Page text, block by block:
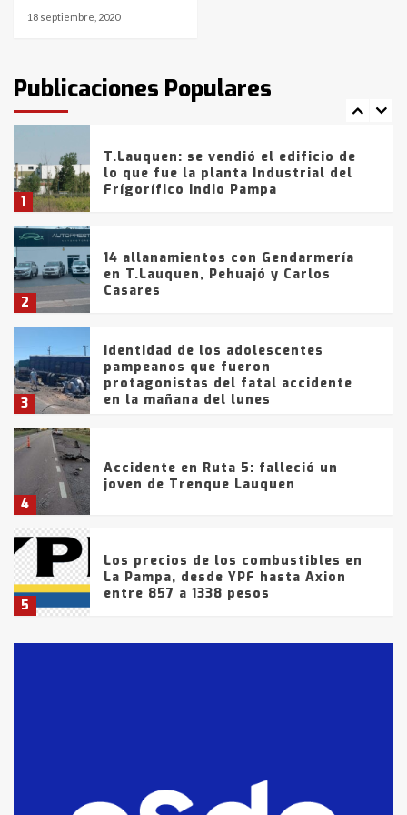
18 septiembre, 2020
Publicaciones Populares
fueron detenidos por
comercialización de drogas en la
tarde del sábado
1
T.Lauquen: se vendió el edificio de
lo que fue la planta Industrial del
Frígorífico Indio Pampa
2
14 allanamientos con Gendarmería
en T.Lauquen, Pehuajó y Carlos
Casares
3
Identidad de los adolescentes
pampeanos que fueron
protagonistas del fatal accidente
en la mañana del lunes
4
Accidente en Ruta 5: falleció un
joven de Trenque Lauquen
5
Los precios de los combustibles en
La Pampa, desde YPF hasta Axion
entre 857 a 1338 pesos
fueron detenidos por
comercialización de drogas en la